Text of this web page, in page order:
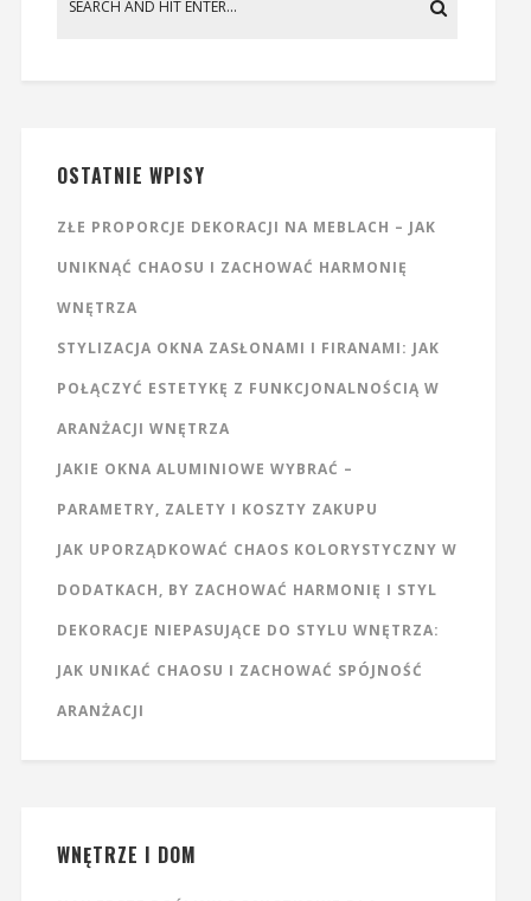
OSTATNIE WPISY
ZŁE PROPORCJE DEKORACJI NA MEBLACH – JAK
UNIKNĄĆ CHAOSU I ZACHOWAĆ HARMONIĘ
WNĘTRZA
STYLIZACJA OKNA ZASŁONAMI I FIRANAMI: JAK
POŁĄCZYĆ ESTETYKĘ Z FUNKCJONALNOŚCIĄ W
ARANŻACJI WNĘTRZA
JAKIE OKNA ALUMINIOWE WYBRAĆ –
PARAMETRY, ZALETY I KOSZTY ZAKUPU
JAK UPORZĄDKOWAĆ CHAOS KOLORYSTYCZNY W
DODATKACH, BY ZACHOWAĆ HARMONIĘ I STYL
DEKORACJE NIEPASUJĄCE DO STYLU WNĘTRZA:
JAK UNIKAĆ CHAOSU I ZACHOWAĆ SPÓJNOŚĆ
ARANŻACJI
WNĘTRZE I DOM